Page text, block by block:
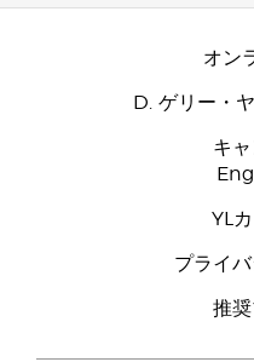
オン
D. ゲリー・
キ
YL
プライ
推